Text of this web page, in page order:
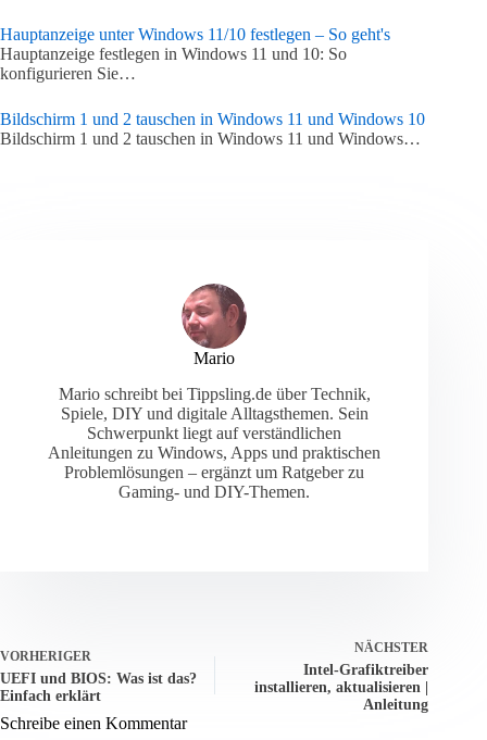
Hauptanzeige unter Windows 11/10 festlegen – So geht's
Hauptanzeige festlegen in Windows 11 und 10: So
konfigurieren Sie…
Bildschirm 1 und 2 tauschen in Windows 11 und Windows 10
Bildschirm 1 und 2 tauschen in Windows 11 und Windows…
Mario
Mario schreibt bei Tippsling.de über Technik,
Spiele, DIY und digitale Alltagsthemen. Sein
Schwerpunkt liegt auf verständlichen
Anleitungen zu Windows, Apps und praktischen
Problemlösungen – ergänzt um Ratgeber zu
Gaming- und DIY-Themen.
VORHERIGER
UEFI und BIOS: Was ist das?
Einfach erklärt
NÄCHSTER
Intel-Grafiktreiber
installieren, aktualisieren |
Anleitung
Schreibe einen Kommentar